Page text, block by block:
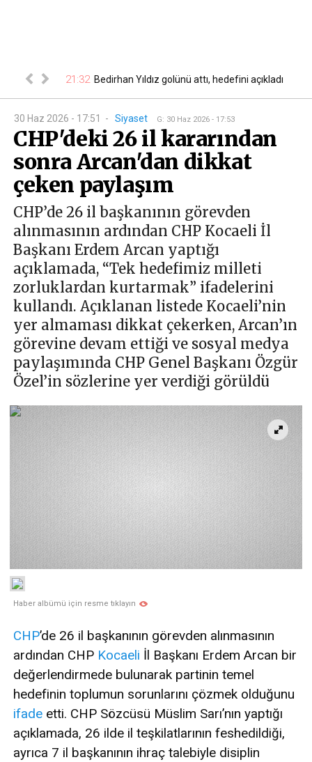
21:32 Bedirhan Yıldız golünü attı, hedefini açıkladı
30 Haz 2026 - 17:51 - Siyaset G: 30 Haz 2026 - 17:53
CHP'deki 26 il kararından
sonra Arcan'dan dikkat
çeken paylaşım
CHP’de 26 il başkanının görevden
alınmasının ardından CHP Kocaeli İl
Başkanı Erdem Arcan yaptığı
açıklamada, “Tek hedefimiz milleti
zorluklardan kurtarmak” ifadelerini
kullandı. Açıklanan listede Kocaeli’nin
yer almaması dikkat çekerken, Arcan’ın
görevine devam ettiği ve sosyal medya
paylaşımında CHP Genel Başkanı Özgür
Özel’in sözlerine yer verdiği görüldü
Haber albümü için resme tıklayın
CHP’de 26 il başkanının görevden alınmasının
ardından CHP Kocaeli İl Başkanı Erdem Arcan bir
değerlendirmede bulunarak partinin temel
hedefinin toplumun sorunlarını çözmek olduğunu
ifade etti. CHP Sözcüsü Müslim Sarı’nın yaptığı
açıklamada, 26 ilde il teşkilatlarının feshedildiği,
ayrıca 7 il başkanının ihraç talebiyle disiplin